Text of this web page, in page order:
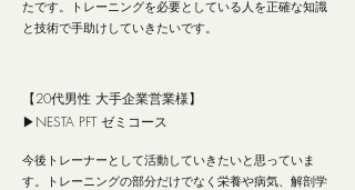
たです。トレーニングを必要としている人を正確な知識
と技術で手助けしていきたいです。
【20代男性 大手企業営業様】
▶︎NESTA PFT ゼミコース
今後トレーナーとして活動していきたいと思っていま
す。トレーニングの部分だけでなく栄養や病気、解剖学